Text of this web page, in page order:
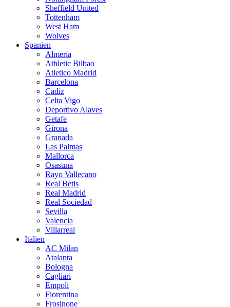
Sheffield United
Tottenham
West Ham
Wolves
Spanien
Almeria
Athletic Bilbao
Atletico Madrid
Barcelona
Cadiz
Celta Vigo
Deportivo Alaves
Getafe
Girona
Granada
Las Palmas
Mallorca
Osasuna
Rayo Vallecano
Real Betis
Real Madrid
Real Sociedad
Sevilla
Valencia
Villarreal
Italien
AC Milan
Atalanta
Bologna
Cagliari
Empoli
Fiorentina
Frosinone